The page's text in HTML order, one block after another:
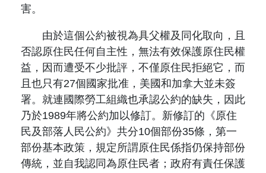
害。
由於這個公約被視為具父權及同化取向，且
否認原住民任何自主性，無法有效保護原住民權
益，因而遭受不少批評，不僅原住民拒絕它，而
且也只有27個國家批准，美國和加拿大並未簽
署。就連國際勞工組織也承認公約的缺失，因此
乃於1989年將公約加以修訂。新修訂的《原住
民及部落人民公約》共分10個部份35條，第一
部份基本政策，規定所謂原住民係指仍保持部份
傳統，並自我認同為原住民者；政府有責任保護